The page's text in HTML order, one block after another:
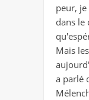
peur,
dans le
Mais
a parlé